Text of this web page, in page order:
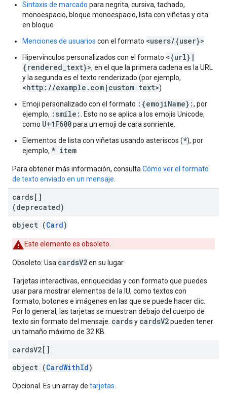
Sintaxis de marcado para negrita, cursiva, tachado,
monoespacio, bloque monoespacio, lista con viñetas y cita
en bloque
Menciones de usuarios con el formato <users/{user}>
Hipervínculos personalizados con el formato <{url}|
{rendered_text}>, en el que la primera cadena es la URL
y la segunda es el texto renderizado (por ejemplo,
<http://example.com|custom text>)
Emoji personalizado con el formato :{emojiName}:, por
ejemplo, :smile:
. Esto no se aplica a los emojis Unicode,
como U+1F600para un emoji de cara sonriente.
Elementos de lista con viñetas usando asteriscos (*), por
ejemplo, * item
Para obtener más información, consulta Cómo ver el formato
de texto enviado en un mensaje
cards[]
(deprecated)
object (Card)
Este elemento es obsoleto.
Obsoleto: Usa cardsV2en su lugar.
Tarjetas interactivas, enriquecidas y con formato que puedes
usar para mostrar elementos de la IU, como textos con
formato, botones e imágenes en las que se puede hacer clic.
Por lo general, las tarjetas se muestran debajo del cuerpo de
texto sin formato del mensaje. cardsy cardsV2pueden tener
un tamaño máximo de 32 KB.
cardsV2[]
object (CardWithId)
Opcional. Es un array de tarjetas